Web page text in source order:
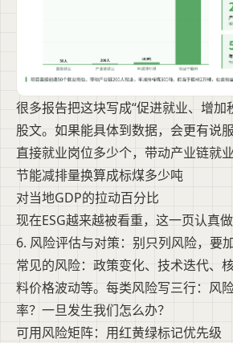
很多报告把这块写成“促进就业、增加
股文。如果能具体到数据，会更有说服
直接就业岗位多少个，带动产业链就
节能减排量换算成标煤多少吨
对当地GDP的拉动百分比
现在ESG越来越被看重，这一页认真
6. 风险评估与对策：别只列风险，要
常见的风险：政策变化、技术迭代、
料价格波动等。每类风险写三行：风
率？一旦发生我们怎么办？
可用风险矩阵：用红黄绿标记优先级